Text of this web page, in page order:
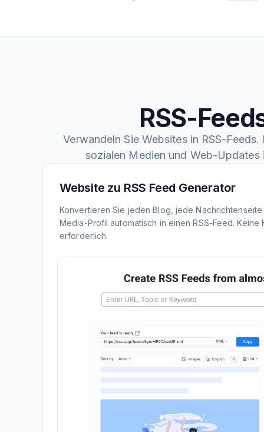
RSS-
Verwandeln Sie Websites in RSS-
sozialen Medien und Web-Updates
Website zu RSS Feed Generator
Konvertieren Sie jeden Blog, jede
Media-Profil automatisch in einen RSS-Feed. Keine
erforderlich.